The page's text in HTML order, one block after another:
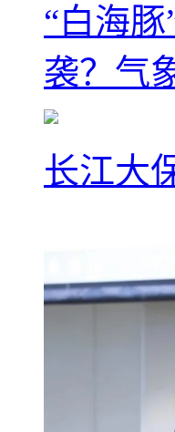
“白海
袭？气
长江大